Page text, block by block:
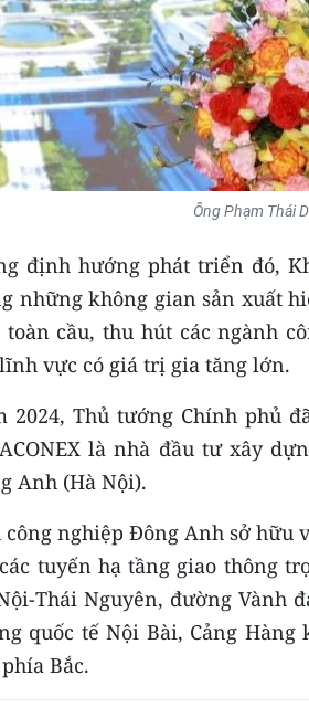
Ông Phạm Thái
định hướng phát triển đó,
những không gian sản xuất
toàn cầu, thu hút các ngành
vực có giá trị gia tăng lớn.
2024, Thủ tướng Chính phủ
là nhà đầu tư xây
Anh (Hà Nội).
công nghiệp Đông Anh sở
tuyến hạ tầng giao thông
Thái Nguyên, đường Vành
quốc tế Nội Bài, Cảng
Bắc.